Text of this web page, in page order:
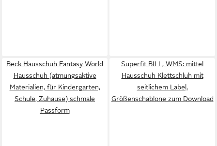
Beck Hausschuh Fantasy World
Hausschuh (atmungsaktive
Materialien, für Kindergarten,
Schule, Zuhause) schmale
Passform
Superfit BILL, WMS: mittel
Hausschuh Klettschluh mit
seitlichem Label,
Größenschablone zum Download